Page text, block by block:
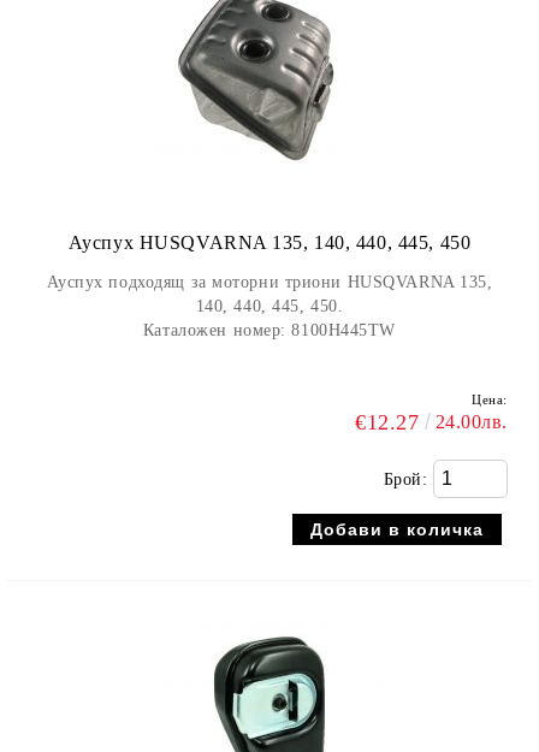
Ауспух HUSQVARNA 135, 140, 440, 445, 450
Ауспух подходящ за моторни триони HUSQVARNA 135,
140, 440, 445, 450.
Каталожен номер:8100H445TW
Цена:
€12.27 24.00лв.
Брой: